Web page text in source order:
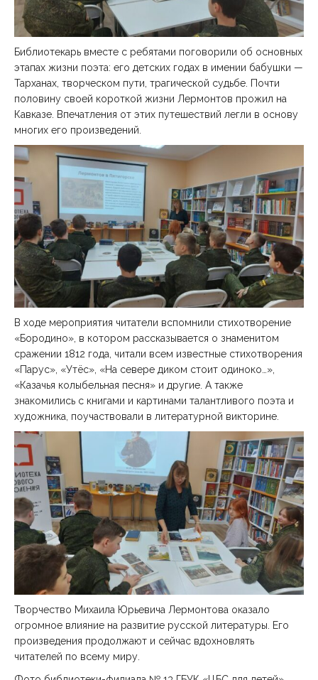
Библиотекарь вместе с ребятами поговорили об основных
этапах жизни поэта: его детских годах в имении бабушки —
Тарханах, творческом пути, трагической судьбе. Почти
половину своей короткой жизни Лермонтов прожил на
Кавказе. Впечатления от этих путешествий легли в основу
многих его произведений.
В ходе мероприятия читатели вспомнили стихотворение
«Бородино», в котором рассказывается о знаменитом
сражении 1812 года, читали всем известные стихотворения
«Парус», «Утёс», «На севере диком стоит одиноко…»,
«Казачья колыбельная песня» и другие. А также
знакомились с книгами и картинами талантливого поэта и
художника, поучаствовали в литературной викторине.
Творчество Михаила Юрьевича Лермонтова оказало
огромное влияние на развитие русской литературы. Его
произведения продолжают и сейчас вдохновлять
читателей по всему миру.